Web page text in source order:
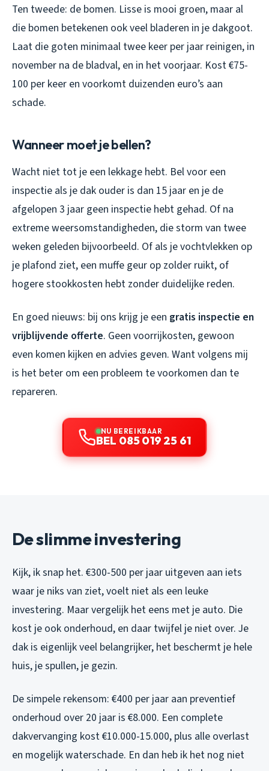
Ten tweede: de bomen. Lisse is mooi groen, maar al
die bomen betekenen ook veel bladeren in je dakgoot.
Laat die goten minimaal twee keer per jaar reinigen, in
november na de bladval, en in het voorjaar. Kost €75-
100 per keer en voorkomt duizenden euro’s aan
schade.
Wanneer moet je bellen?
Wacht niet tot je een lekkage hebt. Bel voor een
inspectie als je dak ouder is dan 15 jaar en je de
afgelopen 3 jaar geen inspectie hebt gehad. Of na
extreme weersomstandigheden, die storm van twee
weken geleden bijvoorbeeld. Of als je vochtvlekken op
je plafond ziet, een muffe geur op zolder ruikt, of
hogere stookkosten hebt zonder duidelijke reden.
En goed nieuws: bij ons krijg je een gratis inspectie en
vrijblijvende offerte. Geen voorrijkosten, gewoon
even komen kijken en advies geven. Want volgens mij
is het beter om een probleem te voorkomen dan te
repareren.
NU BEREIKBAAR
BEL 085 019 25 61
De slimme investering
Kijk, ik snap het. €300-500 per jaar uitgeven aan iets
waar je niks van ziet, voelt niet als een leuke
investering. Maar vergelijk het eens met je auto. Die
kost je ook onderhoud, en daar twijfel je niet over. Je
dak is eigenlijk veel belangrijker, het beschermt je hele
huis, je spullen, je gezin.
De simpele rekensom: €400 per jaar aan preventief
onderhoud over 20 jaar is €8.000. Een complete
dakvervanging kost €10.000-15.000, plus alle overlast
en mogelijk waterschade. En dan heb ik het nog niet